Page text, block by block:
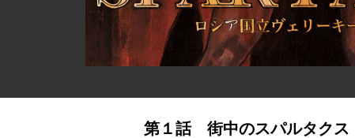
第１話 街中のスパルタクス